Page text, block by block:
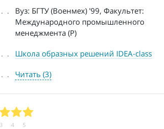
Вуз: БГТУ (Военмех) '99, Факультет:
Международного промышленного
менеджмента (Р)
Школа образных решений IDEA-class
Читать (3)
3 4 5